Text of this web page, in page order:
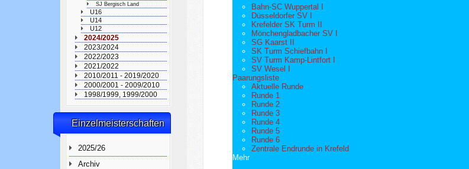
SJ Bergisch Land
U16
U14
U12
2024/2025
2023/2024
2022/2023
2021/2022
2010/2011 - 2019/2020
2000/2001 - 2009/2010
1998/1999, 1999/2000
Einzelmeisterschaften
2025/26
Archiv
Bahn-SC Wuppertal I
Düsseldorfer SV I
Krefelder SK Turm II
Mönchengladbacher SV I
SG Kaarst II
SK Turm Schiefbahn I
SV Turm Kamp-Lintfort I
SV Wesel I
Paarungsliste
Aktuelle Runde
Runde 1
Runde 2
Runde 3
Runde 4
Runde 5
Runde 6
Zentrale Endrunde in Krefeld
Mehr